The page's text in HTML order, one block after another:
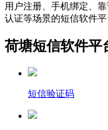
用户注册、手机绑定、
认证等场景的短信软件平
荷塘短信软件平
短信验证码